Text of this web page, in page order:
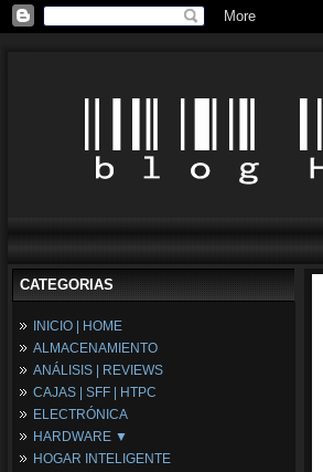
CATEGORIAS
INICIO | HOME
ALMACENAMIENTO
ANÁLISIS | REVIEWS
CAJAS | SFF | HTPC
ELECTRÓNICA
HARDWARE ▼
Fuentes de Alimentación
HOGAR INTELIGENTE